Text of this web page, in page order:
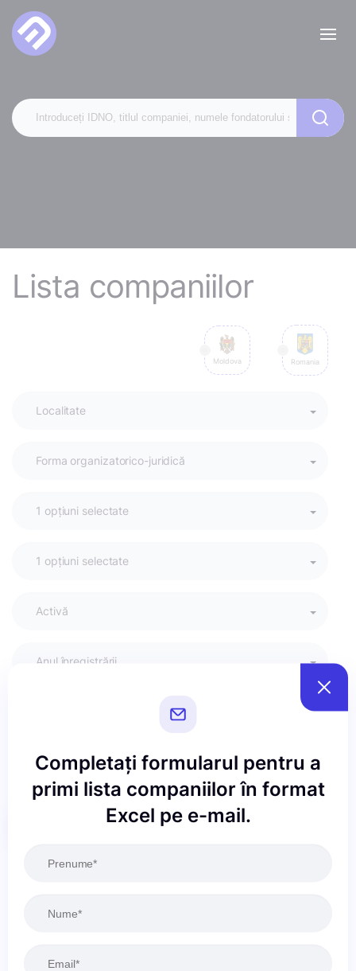
Lista companiilor
Moldova Romania
Activă
Anul înregistrării
Aplicați
Completați formularul pentru a
primi lista companiilor în format
Excel pe e-mail.